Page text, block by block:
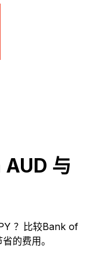
与
？比较Bank of
的费用。